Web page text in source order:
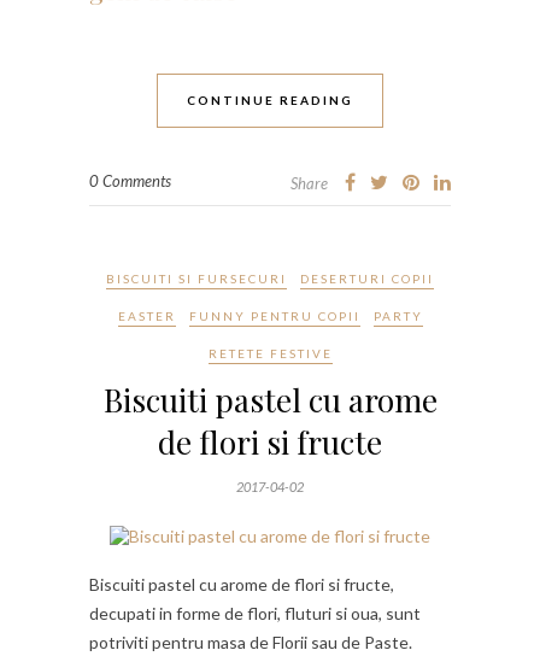
CONTINUE READING
0 Comments Share
BISCUITI SI FURSECURI DESERTURI COPII
EASTER FUNNY PENTRU COPII PARTY
RETETE FESTIVE
Biscuiti pastel cu arome
de flori si fructe
2017-04-02
Biscuiti pastel cu arome de flori si fructe,
decupati in forme de flori, fluturi si oua, sunt
potriviti pentru masa de Florii sau de Paste.